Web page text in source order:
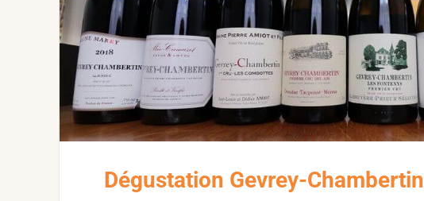
Dégustation Gevrey-Chambertin